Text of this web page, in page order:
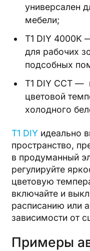
универсален
мебели;
T1 DIY 4000K
для рабочих
подсобных
T1 DIY CCT —
цветовой
холодного
T1 DIY идеально
пространство,
в продуманный
регулируйте
цветовую
включайте и
расписанию или
зависимости от
Примеры